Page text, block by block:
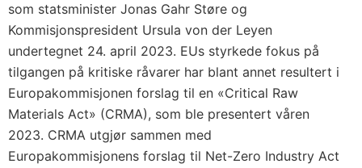
som statsminister Jonas Gahr Støre og
Kommisjonspresident Ursula von der Leyen
undertegnet 24. april 2023. EUs styrkede fokus på
tilgangen på kritiske råvarer har blant annet resultert i
Europakommisjonen forslag til en «Critical Raw
Materials Act» (CRMA), som ble presentert våren
2023. CRMA utgjør sammen med
Europakommisjonens forslag til Net-Zero Industry Act